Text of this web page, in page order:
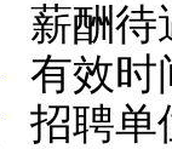
薪酬待
有效时
招聘单